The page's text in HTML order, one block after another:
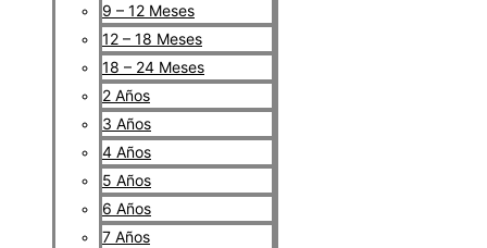
9 – 12 Meses
12 – 18 Meses
18 – 24 Meses
2 Años
3 Años
4 Años
5 Años
6 Años
7 Años